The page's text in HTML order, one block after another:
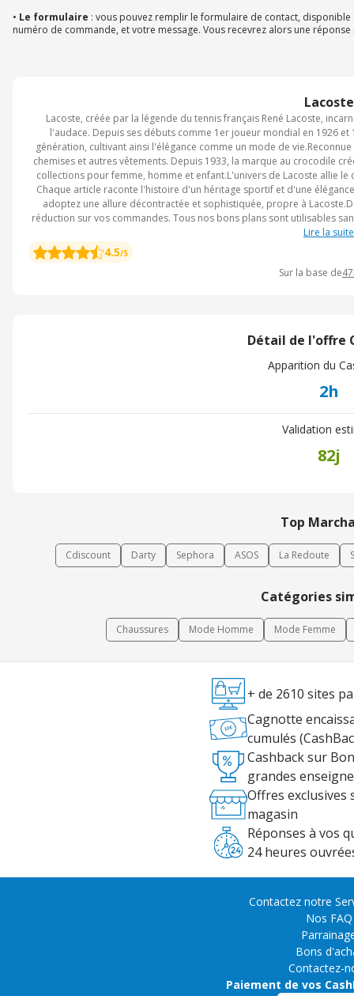
Lacoste
Lacoste, créée par la légende du tennis français René Lacoste,
l'audace. Depuis ses débuts comme 1er joueur mondial en 1926
génération, cultivant ainsi l'élégance comme un mode de
chemises et autres vêtements. Depuis 1933, la marque au crocodile
collections pour femme, homme et enfant.L'univers de Lacoste allie
Chaque article raconte l'histoire d'un héritage sportif et d'une
adoptez une allure décontractée et sophistiquée, propre à
réduction sur vos commandes. Tous nos bons plans sont utilisables
et du Black Friday #YEAR# pour faire des économies.Pendant le
sélection élégante de vêtements et accessoires,
Lire la suite
4.5/5
Sur la base de
Détail de l'offre
Apparition du
2h
Validation
82j
Top
Cdiscount Darty Sephora ASOS La Redoute
Catégories
Chaussures Mode Homme Mode Femme
• Le formulaire : vous pouvez remplir le formulaire de contact,
numéro de commande, et votre message. Vous recevrez alors une
+ de 2610 sites
Cagnotte
cumulés
Cashback sur
grandes
Offres exclusives
magasin
Réponses à vos
24 heures
Contactez notre
Nos FAQ
Bons
Contactez-
Paiement de vos